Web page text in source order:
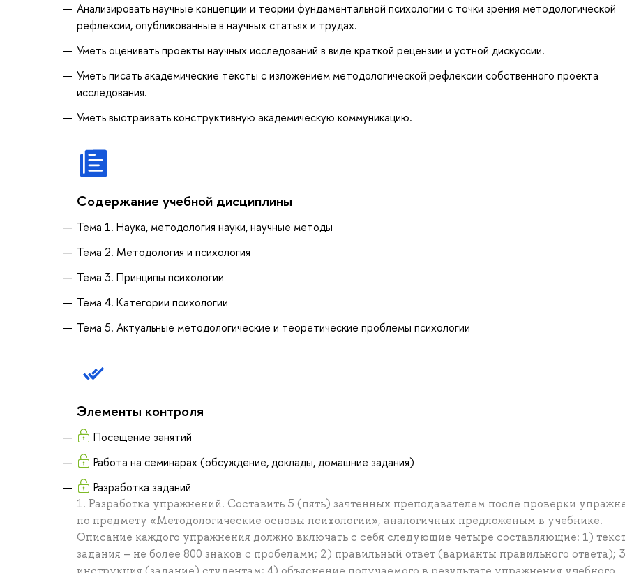
Анализировать научные концепции и теории фундаментальной психологии с точки зрения методологической
рефлексии, опубликованные в научных статьях и трудах.
Уметь оценивать проекты научных исследований в виде краткой рецензии и устной дискуссии.
Уметь писать академические тексты с изложением методологической рефлексии собственного проекта
исследования.
Уметь выстраивать конструктивную академическую коммуникацию.
Содержание учебной дисциплины
Тема 1. Наука, методология науки, научные методы
Тема 2. Методология и психология
Тема 3. Принципы психологии
Тема 4. Категории психологии
Тема 5. Актуальные методологические и теоретические проблемы психологии
Элементы контроля
Посещение занятий
Работа на семинарах (обсуждение, доклады, домашние задания)
Разработка заданий
1. Разработка упражнений. Составить 5 (пять) зачтенных преподавателем после проверки
по предмету «Методологические основы психологии», аналогичных предложеным в учебнике.
Описание каждого упражнения должно включать с себя следующие четыре составляющие: 1)
задания – не более 800 знаков с пробелами; 2) правильный ответ (варианты правильного ответа);